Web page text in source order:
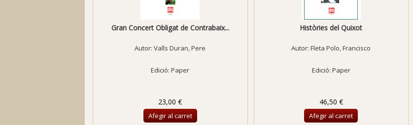
Gran Concert Obligat de Contrabaix...
Autor:Valls Duran, Pere
Edició: Paper
23,00 €
Afegir al carret
Històries del Quixot
Autor:Fleta Polo, Francisco
Edició: Paper
46,50 €
Afegir al carret